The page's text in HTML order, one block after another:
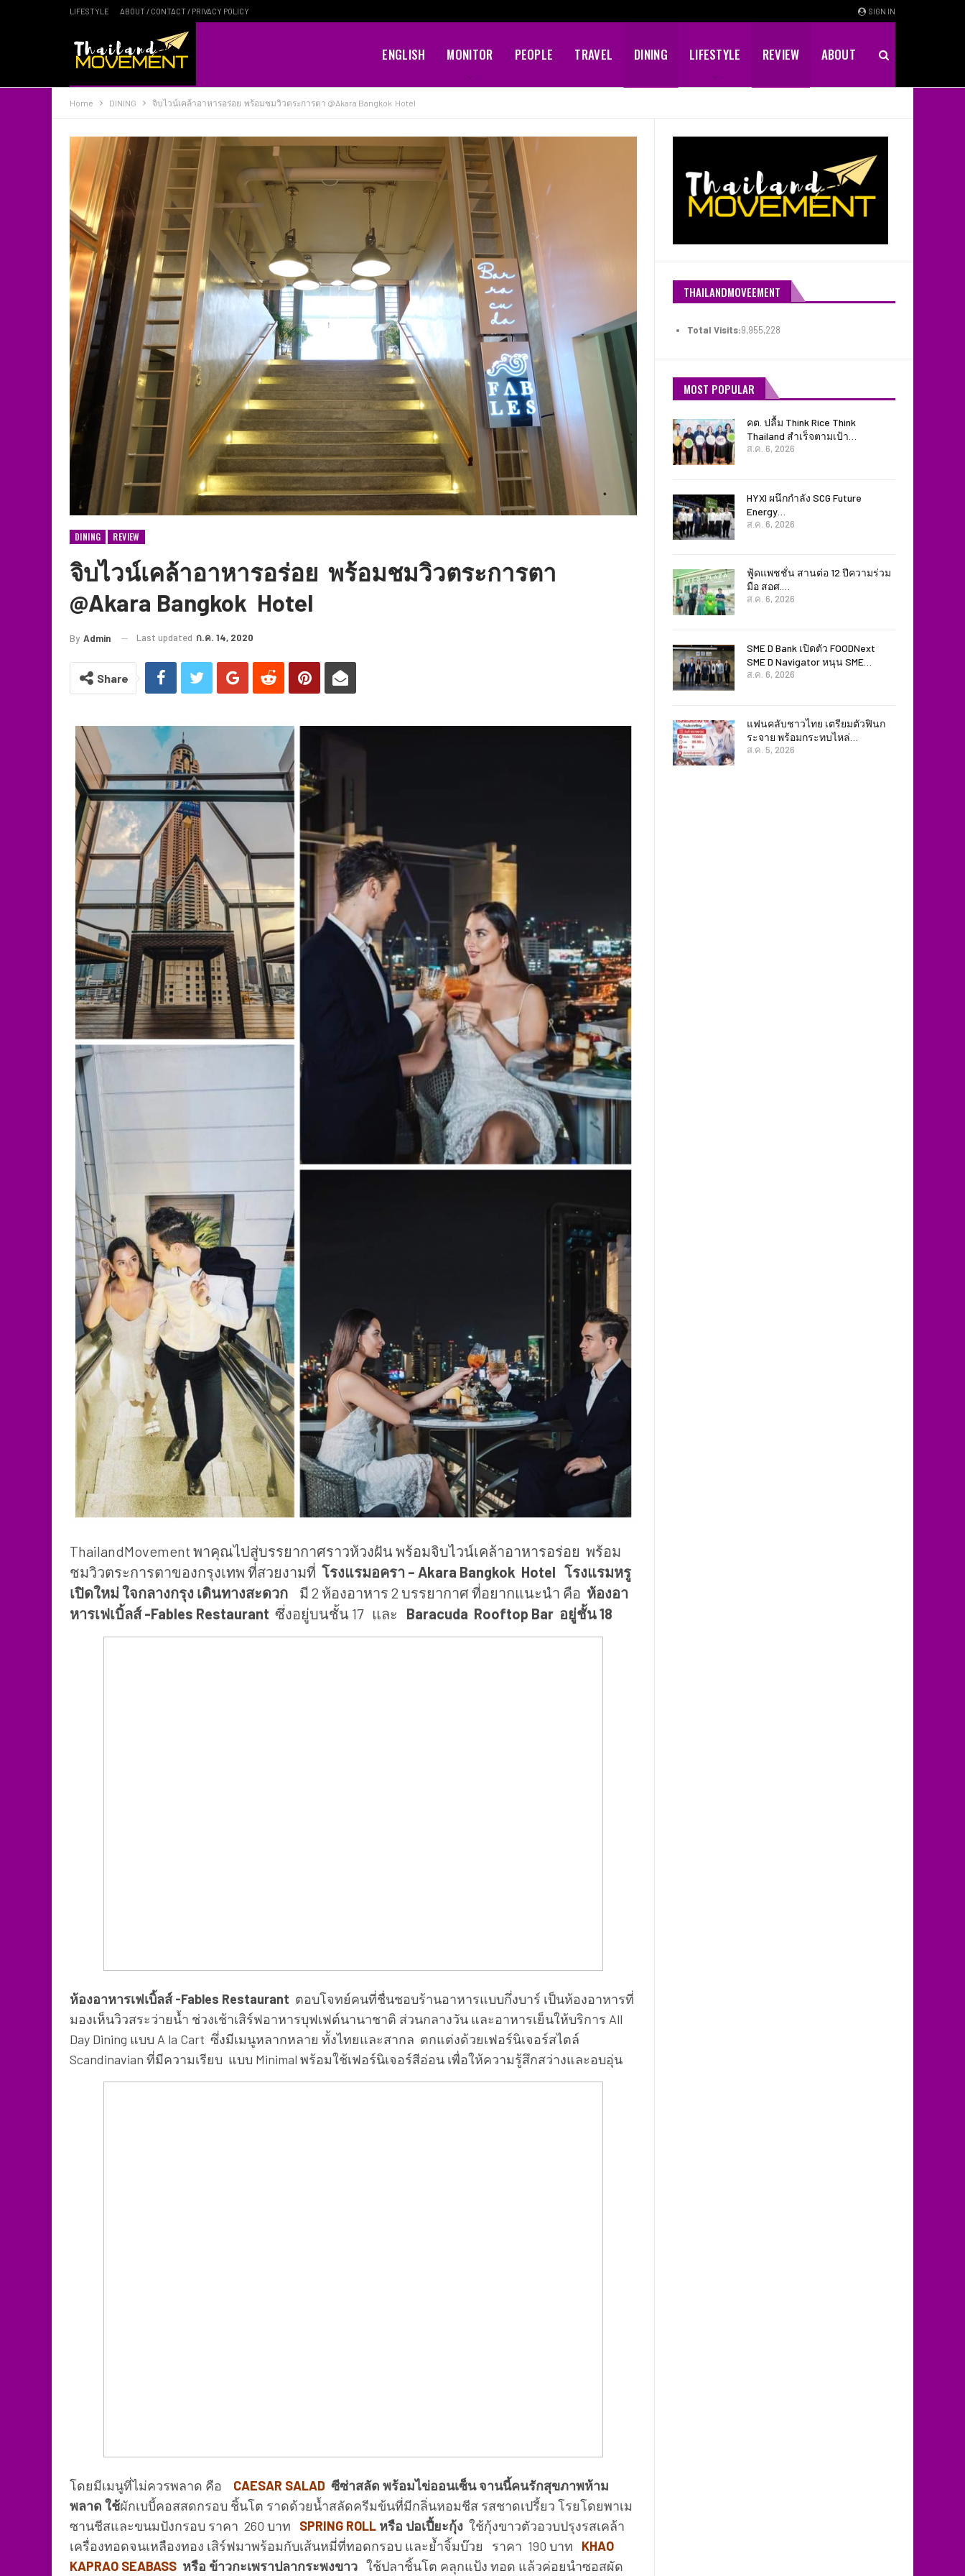
SIGN IN
LIFESTYLE ABOUT / CONTACT / PRIVACY POLICY
ENGLISH MONITOR PEOPLE TRAVEL DINING LIFESTYLE REVIEW ABOUT
Home DINING จิบไวน์เคล้าอาหารอร่อย พร้อมชมวิวตระการตา @Akara Bangkok Hotel
DINING REVIEW
จิบไวน์เคล้าอาหารอร่อย พร้อมชมวิวตระการตา
@Akara Bangkok Hotel
By Admin Last updated ก.ค. 14, 2020
Share
ThailandMovement พาคุณไปสู่บรรยากาศราวห้วงฝัน พร้อมจิบไวน์เคล้าอาหารอร่อย พร้อม
ชมวิวตระการตาของกรุงเทพ ที่สวยงามที่ โรงแรมอครา – Akara Bangkok Hotel โรงแรมหรู
เปิดใหม่ ใจกลางกรุง เดินทางสะดวก
มี 2 ห้องอาหาร 2 บรรยากาศ ที่อยากแนะนำ คือ ห้องอา
หารเฟเบิ้ลส์ -Fables Restaurant ซึ่งอยู่บนชั้น 17 และ Baracuda Rooftop Bar อยู่ชั้น 18
ห้องอาหารเฟเบิ้ลส์ -Fables Restaurant ตอบโจทย์คนที่ชื่นชอบร้านอาหารแบบกึ่งบาร์ เป็นห้องอาหารที่
มองเห็นวิวสระว่ายน้ำ ช่วงเช้าเสิร์ฟอาหารบุฟเฟต์นานาชาติ ส่วนกลางวัน และอาหารเย็นให้บริการ All
Day Dining แบบ A la Cart ซึ่งมีเมนูหลากหลาย ทั้งไทยและสากล ตกแต่งด้วยเฟอร์นิเจอร์สไตล์
Scandinavian ที่มีความเรียบ แบบ Minimal พร้อมใช้เฟอร์นิเจอร์สีอ่อน เพื่อให้ความรู้สึกสว่างและอบอุ่น
โดยมีเมนูที่ไม่ควรพลาด คือ CAESAR SALAD ซีซ่าสลัด พร้อมไข่ออนเซ็น จานนี้คนรักสุขภาพห้าม
พลาด ใช้ผักเบบี้คอสสดกรอบ ชิ้นโต ราดด้วยน้ำสลัดครีมข้นที่มีกลิ่นหอมชีส รสชาดเปรี้ยว โรยโดยพาเม
ซานชีสและขนมปังกรอบ ราคา 260 บาท
SPRING ROLL หรือ ปอเปี้ยะกุ้ง ใช้กุ้งขาวตัวอวบปรุงรสเคล้า
เครื่องทอดจนเหลืองทอง เสิร์ฟมาพร้อมกับเส้นหมี่ที่ทอดกรอบ และย้ำจิ้มบ๊วย ราคา 190 บาท KHAO
KAPRAO SEABASS หรือ ข้าวกะเพราปลากระพงขาว ใช้ปลาชิ้นโต คลุกแป้ง ทอด แล้วค่อยนำซอสผัด
THAILANDMOVEEMENT
Total Visits:9,955,228
MOST POPULAR
คต. ปลื้ม Think Rice Think
Thailand สำเร็จตามเป้า…
ส.ค. 6, 2026
HYXI ผนึกกำลัง SCG Future
Energy…
ส.ค. 6, 2026
ฟู้ดแพชชั่น สานต่อ 12 ปีความร่วม
มือ สอศ.…
ส.ค. 6, 2026
SME D Bank เปิดตัว FOODNext
SME D Navigator หนุน SME…
ส.ค. 6, 2026
แฟนคลับชาวไทย เตรียมตัวฟินก
ระจาย พร้อมกระทบไหล่…
ส.ค. 5, 2026